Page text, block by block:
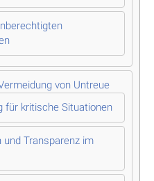
von Untreue
für kritische Situationen
und Transparenz im